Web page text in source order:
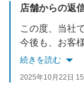
店舗からの返
今後も、お客様
お車でお困りご
続きを読む
2025年10月22日